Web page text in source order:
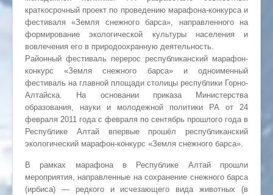
краткосрочный проект по проведению марафона-конкурса и
фестиваля «Земля снежного барса», направленного на
формирование экологической культуры населения и
вовлечения его в природоохранную деятельность.
Районный фестиваль перерос республиканский марафон-
конкурс «Земля снежного барса» и одноименный
фестиваль на главной площади столицы республики Горно-
Алтайска. На основании приказа Министерства
образования, науки и молодежной политики РА от 24
февраля 2011 года с февраля по сентябрь прошлого года в
Республике Алтай впервые прошёл республиканский
экологический марафон-конкурс «Земля снежного барса».
В рамках марафона в Республике Алтай прошли
мероприятия, направленные на сохранение снежного барса
(ирбиса) — редкого и исчезающего вида животных (в